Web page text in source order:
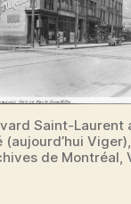
Saint-Laurent
(aujourd’hui
de Montréal,